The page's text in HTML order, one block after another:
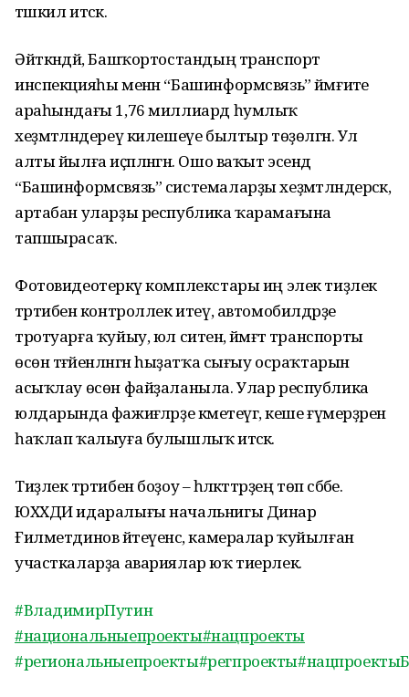
тәшкил итәсәк.
Әйткәндәй, Башҡортостандың транспорт
инспекцияһы менән “Башинформсвязь” йәмғиәте
араһындағы 1,76 миллиард һумлыҡ
хеҙмәтләндереү килешеүе былтыр төҙөлгән. Ул
алты йылға иҫәпләнгән. Ошо ваҡыт эсендә
“Башинформсвязь” системаларҙы хеҙмәтләндерәсәк,
артабан уларҙы республика ҡарамағына
тапшырасаҡ.
Фотовидеотеркәү комплекстары иң элек тиҙлек
тәртибенә контроллек итеү, автомобилдәрҙе
тротуарға ҡуйыу, юл ситенә, йәмәғәт транспорты
өсөн тәғәйенләнгән һыҙатҡа сығыу осраҡтарын
асыҡлау өсөн файҙаланыла. Улар республика
юлдарында фажиғәләрҙе кәметеүгә, кеше ғүмерҙәрен
һаҡлап ҡалыуға булышлыҡ итәсәк.
Тиҙлек тәртибен боҙоу – һәләкәттәрҙең төп сәбәбе.
ЮХХДИ идаралығы начальнигы Динар
Ғилметдинов әйтеүенсә, камералар ҡуйылған
участкаларҙа авариялар юҡ тиерлек.
#ВладимирПутин
#национальныепроекты#нацпроекты
#региональныепроекты#регпроекты